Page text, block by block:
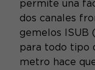
permite una
dos canales
gemelos ISUB
para todo tipo
metro hace